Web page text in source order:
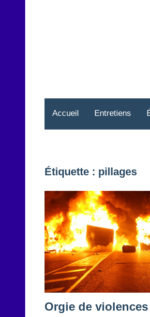
Accueil Entretiens
Étiquette : pillages
Orgie de